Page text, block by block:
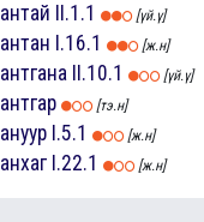
II.1.1 [үй.ү]
I.16.1 [ж.н]
II.10.1 [үй.ү]
[тэ.н]
I.5.1 [ж.н]
I.22.1 [ж.н]